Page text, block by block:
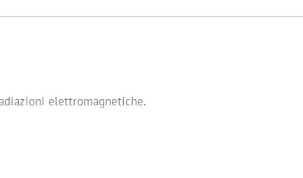
elettromagnetiche.